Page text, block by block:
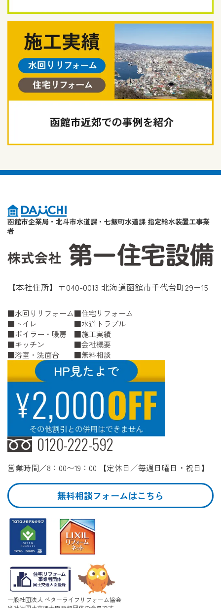
函館市企業局・北斗市水道課・七飯町水道課 指定給水装置工事業
者
【本社住所】〒040-0013 北海道函館市千代台町29−15
水回りリフォーム
トイレ
ボイラー・暖房
キッチン
浴室・洗面台
住宅リフォーム
水道トラブル
施工実績
会社概要
無料相談
0120-222-592
営業時間／8：00〜19：00 【定休日／毎週日曜日・祝日】
無料相談フォームはこちら
一般社団法人 ベターライフリフォーム協会